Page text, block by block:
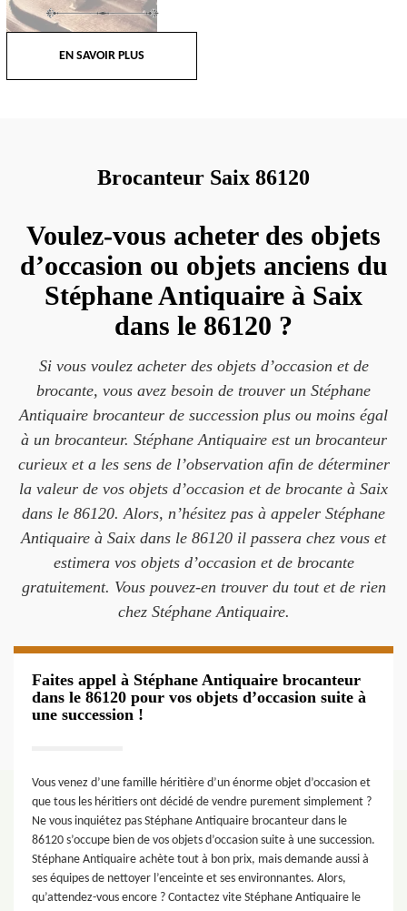
EN SAVOIR PLUS
Brocanteur Saix 86120
Voulez-vous acheter des objets
d’occasion ou objets anciens du
Stéphane Antiquaire à Saix
dans le 86120 ?
Si vous voulez acheter des objets d’occasion et de
brocante, vous avez besoin de trouver un Stéphane
Antiquaire brocanteur de succession plus ou moins égal
à un brocanteur. Stéphane Antiquaire est un brocanteur
curieux et a les sens de l’observation afin de déterminer
la valeur de vos objets d’occasion et de brocante à Saix
dans le 86120. Alors, n’hésitez pas à appeler Stéphane
Antiquaire à Saix dans le 86120 il passera chez vous et
estimera vos objets d’occasion et de brocante
gratuitement. Vous pouvez-en trouver du tout et de rien
chez Stéphane Antiquaire.
Faites appel à Stéphane Antiquaire brocanteur
dans le 86120 pour vos objets d’occasion suite à
une succession !
Vous venez d’une famille héritière d’un énorme objet d’occasion et
que tous les héritiers ont décidé de vendre purement simplement ?
Ne vous inquiétez pas Stéphane Antiquaire brocanteur dans le
86120 s’occupe bien de vos objets d’occasion suite à une succession.
Stéphane Antiquaire achète tout à bon prix, mais demande aussi à
ses équipes de nettoyer l’enceinte et ses environnantes. Alors,
qu’attendez-vous encore ? Contactez vite Stéphane Antiquaire le